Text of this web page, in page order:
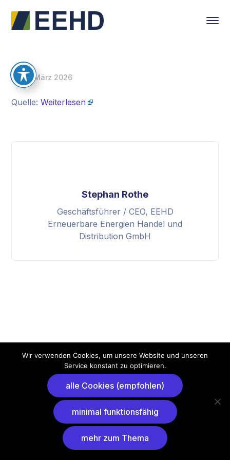
26. März 2026
Quelle:Weiterlesen
Stephan Rothe
Geschäftsführer / CEO, EEHD
Erneuerbare Energien Handel und
Distribution GmbH
Wir verwenden Cookies, um unsere Website und unseren
Service konstant zu optimieren.
alle Cookies (empfohlen)
minimal funktionsfähig
mehr zum Thema